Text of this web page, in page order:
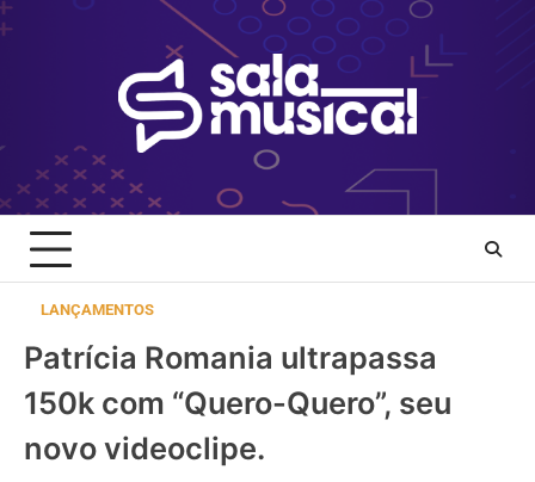
Skip
to
LANÇAMENTOS
Patrícia Romania ultrapassa
150k com “Quero-Quero”, seu
novo videoclipe.